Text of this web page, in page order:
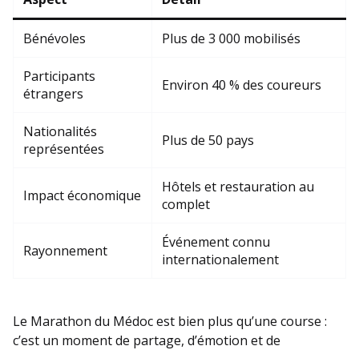
Bénévoles Plus de 3 000 mobilisés
Participants
étrangers
Environ 40 % des coureurs
Nationalités
représentées
Plus de 50 pays
Impact économique
Hôtels et restauration au
complet
Rayonnement
Événement connu
internationalement
Le Marathon du Médoc est bien plus qu’une course :
c’est un moment de partage, d’émotion et de